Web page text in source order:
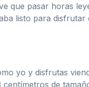
que pasar horas
listo para
yo y disfrutas
de